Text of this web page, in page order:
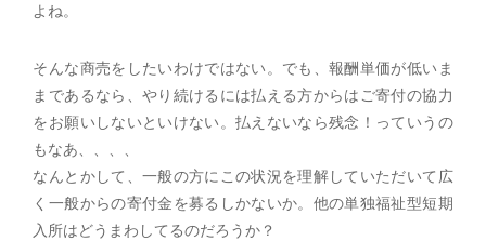
よね。
そんな商売をしたいわけではない。でも、報酬単価が低いま
まであるなら、やり続けるには払える方からはご寄付の協力
をお願いしないといけない。払えないなら残念！っていうの
もなあ、、、、
なんとかして、一般の方にこの状況を理解していただいて広
く一般からの寄付金を募るしかないか。他の単独福祉型短期
入所はどうまわしてるのだろうか？